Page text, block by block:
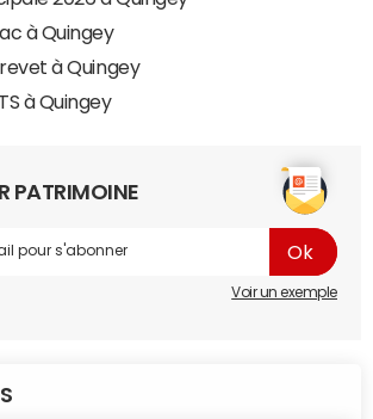
à Quingey
à Quingey
à Quingey
PATRIMOINE
Voir un exemple